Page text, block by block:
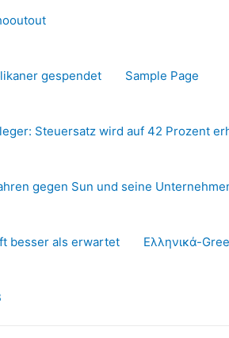
gespendet Sample Page
Steuersatz wird auf 42 Prozent
gegen Sun und seine
besser als erwartet Ελληνικά-